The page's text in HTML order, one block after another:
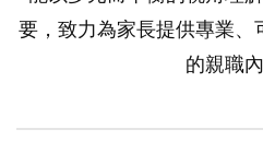
要，致力為家長提供專業、
的親職內